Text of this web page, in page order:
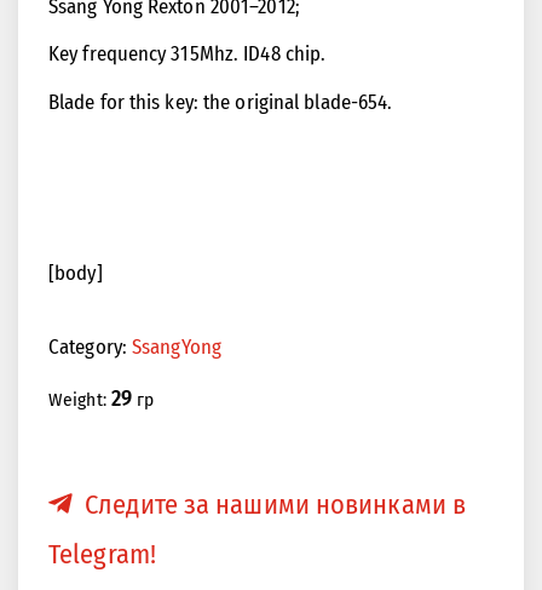
Ssang Yong Rexton 2001–2012;
Key frequency 315Mhz. ID48 chip.
Blade for this key: the original blade-654.
[body]
Category: SsangYong
Weight: 29 гр
Следите за нашими новинками в
Telegram!